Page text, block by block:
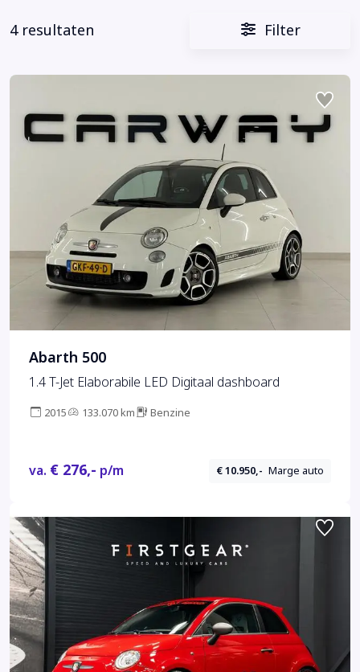
4 resultaten Filter
Abarth 500
1.4 T-Jet Elaborabile LED Digitaal dashboard
2015 133.070 km Benzine
va. € 276,- p/m € 10.950,- Marge auto